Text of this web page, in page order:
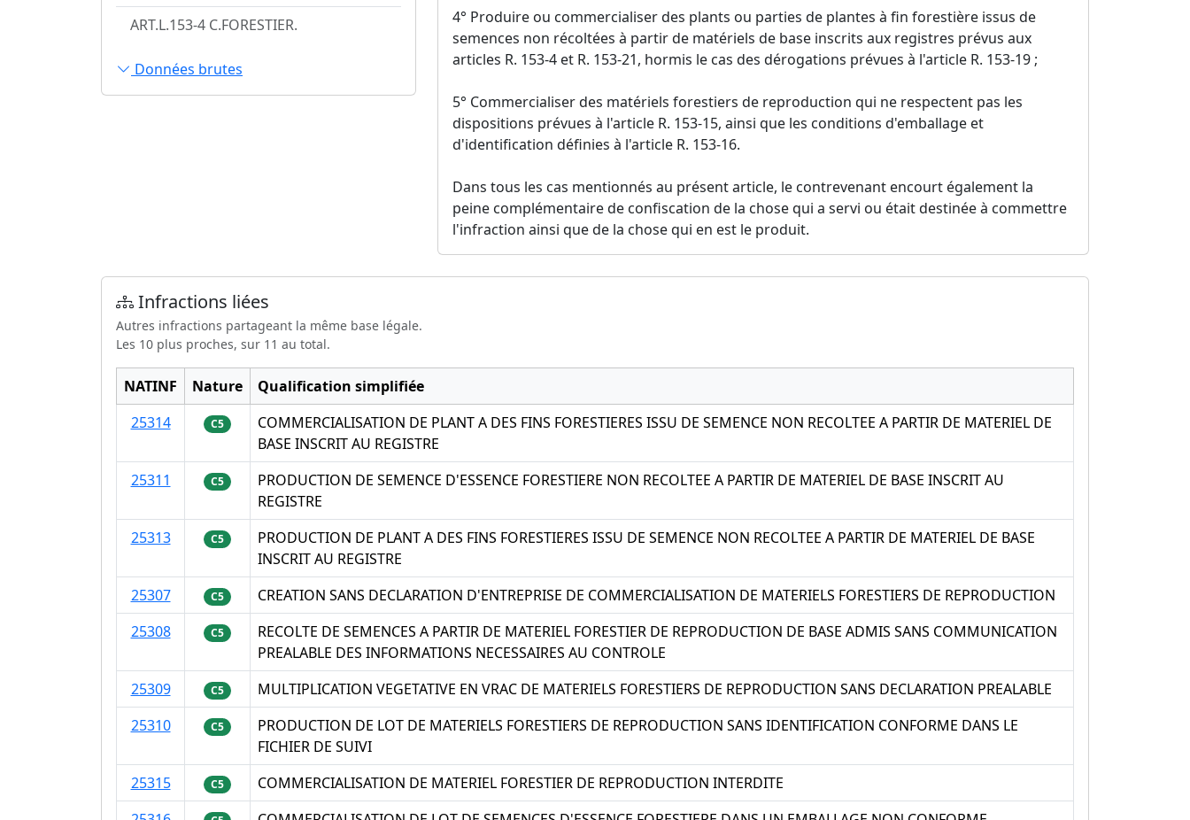
ART.L.153-4 C.FORESTIER.
Données brutes
4° Produire ou commercialiser des plants ou parties de plantes à fin forestière issus de
semences non récoltées à partir de matériels de base inscrits aux registres prévus aux
articles R. 153-4 et R. 153-21, hormis le cas des dérogations prévues à l'article R. 153-19 ;
5° Commercialiser des matériels forestiers de reproduction qui ne respectent pas les
dispositions prévues à l'article R. 153-15, ainsi que les conditions d'emballage et
d'identification définies à l'article R. 153-16.
Dans tous les cas mentionnés au présent article, le contrevenant encourt également la
peine complémentaire de confiscation de la chose qui a servi ou était destinée à commettre
l'infraction ainsi que de la chose qui en est le produit.
Infractions liées
Autres infractions partageant la même base légale.
Les 10 plus proches, sur 11 au total.
NATINF Nature
Qualification simplifiée
25314
C5
COMMERCIALISATION DE PLANT A DES FINS FORESTIERES ISSU DE SEMENCE NON RECOLTEE A PARTIR DE MATERIEL DE
BASE INSCRIT AU REGISTRE
25311
C5
PRODUCTION DE SEMENCE D'ESSENCE FORESTIERE NON RECOLTEE A PARTIR DE MATERIEL DE BASE INSCRIT AU
REGISTRE
25313
C5
PRODUCTION DE PLANT A DES FINS FORESTIERES ISSU DE SEMENCE NON RECOLTEE A PARTIR DE MATERIEL DE BASE
INSCRIT AU REGISTRE
25307
C5
CREATION SANS DECLARATION D'ENTREPRISE DE COMMERCIALISATION DE MATERIELS FORESTIERS DE REPRODUCTION
25308
C5
RECOLTE DE SEMENCES A PARTIR DE MATERIEL FORESTIER DE REPRODUCTION DE BASE ADMIS SANS COMMUNICATION
PREALABLE DES INFORMATIONS NECESSAIRES AU CONTROLE
25309
C5
MULTIPLICATION VEGETATIVE EN VRAC DE MATERIELS FORESTIERS DE REPRODUCTION SANS DECLARATION PREALABLE
25310
C5
PRODUCTION DE LOT DE MATERIELS FORESTIERS DE REPRODUCTION SANS IDENTIFICATION CONFORME DANS LE
FICHIER DE SUIVI
25315
C5
COMMERCIALISATION DE MATERIEL FORESTIER DE REPRODUCTION INTERDITE